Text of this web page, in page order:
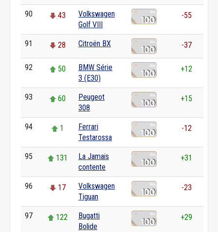
90 43
Volkswagen
Golf VIII
-55
91 28 Citroën BX -37
92 50
BMW Série
3 (E30)
+12
93 60
Peugeot
308
+15
94 1
Ferrari
Testarossa
-12
95 131
La Jamais
contente
+31
96 17
Volkswagen
Tiguan
-23
97 122
Bugatti
Bolide
+29